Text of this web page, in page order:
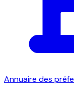
Annuaire des